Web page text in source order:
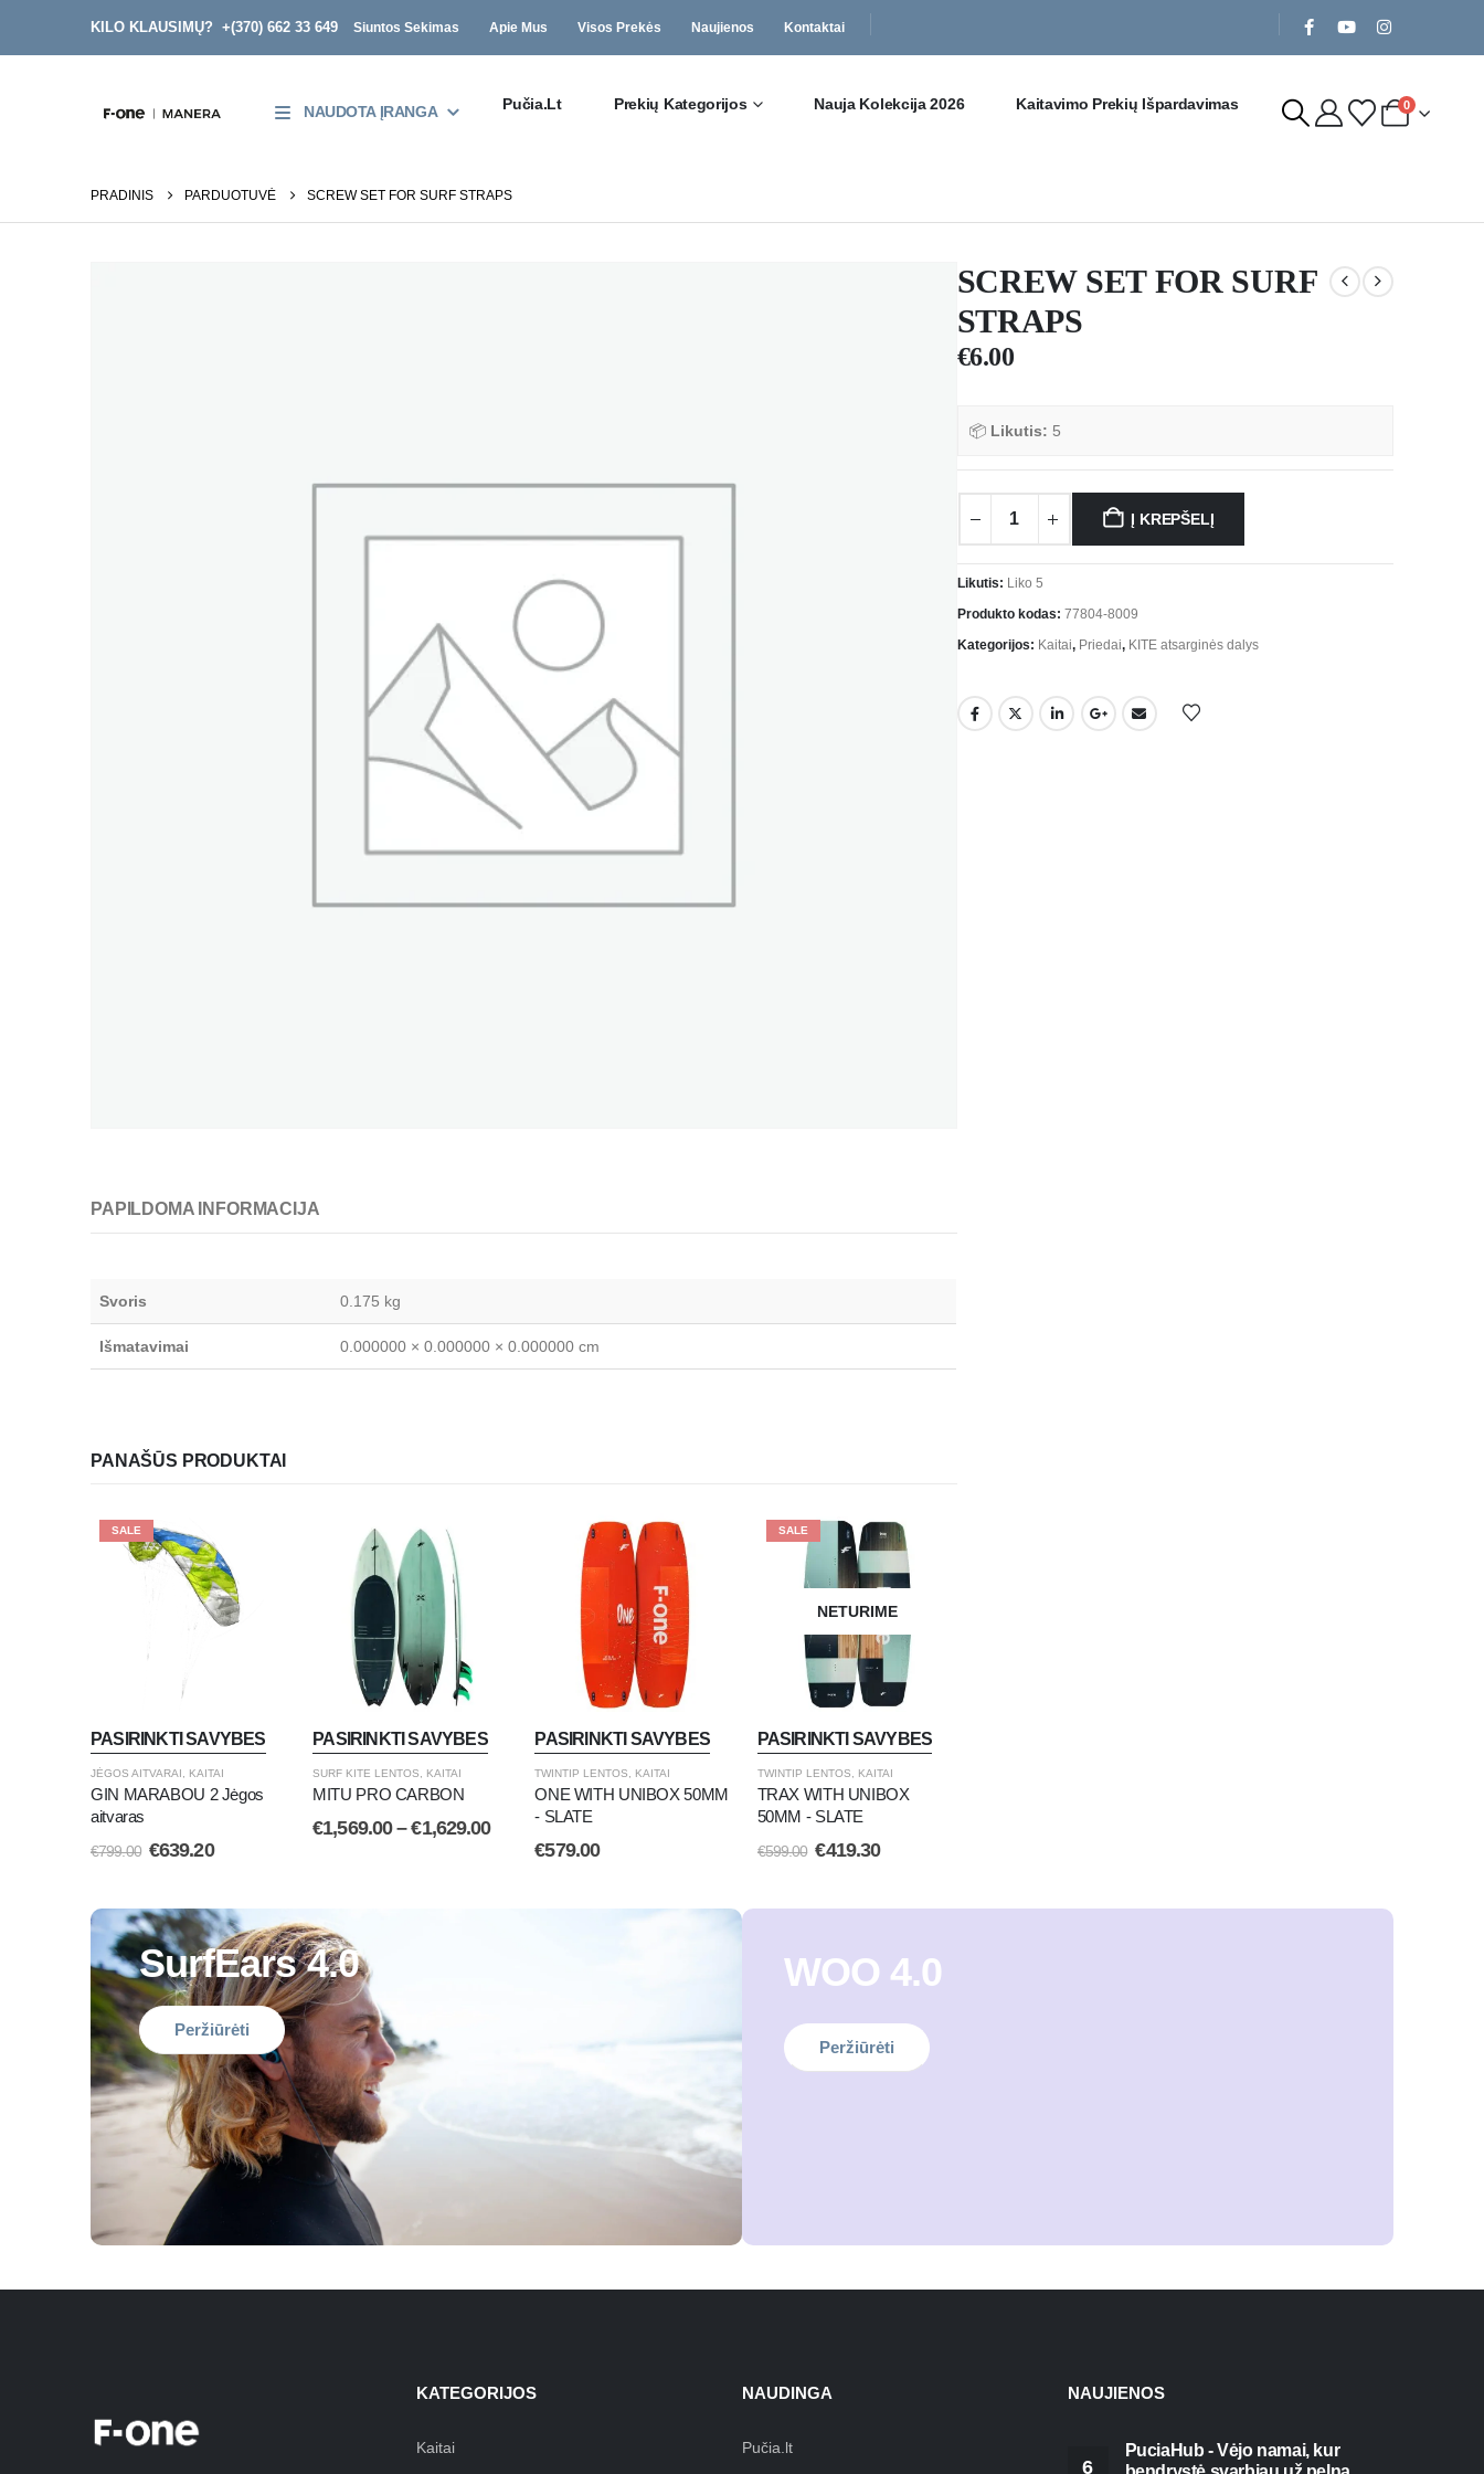
KILO KLAUSIMŲ? +(370) 662 33 649 Siuntos Sekimas Apie Mus Visos Prekės Naujienos Kontaktai
NAUDOTA ĮRANGA Pučia.lt Prekių Kategorijos Nauja Kolekcija 2026 Kaitavimo Prekių Išpardavimas 0
PRADINIS PARDUOTUVĖ SCREW SET FOR SURF STRAPS
PAPILDOMA INFORMACIJA
Svoris 0.175 kg
Išmatavimai 0.000000 × 0.000000 × 0.000000 cm
PANAŠŪS PRODUKTAI
SALE
PASIRINKTI SAVYBES
JĖGOS AITVARAI KAITAI
GIN MARABOU 2 Jėgos
aitvaras
€799.00 €639.20
PASIRINKTI SAVYBES
SURF KITE LENTOS KAITAI
MITU PRO CARBON
€1,569.00 – €1,629.00
PASIRINKTI SAVYBES
TWINTIP LENTOS KAITAI
ONE WITH UNIBOX 50MM
- SLATE
€579.00
SALE
NETURIME
PASIRINKTI SAVYBES
TWINTIP LENTOS KAITAI
TRAX WITH UNIBOX
50MM - SLATE
€599.00 €419.30
SCREW SET FOR SURF
STRAPS
€6.00
📦 Likutis: 5
Į KREPŠELĮ
Likutis: Liko 5
Produkto kodas: 77804-8009
Kategorijos: Kaitai, Priedai, KITE atsarginės dalys
SurfEars 4.0
Peržiūrėti
WOO 4.0
Peržiūrėti
KATEGORIJOS
Kaitai
NAUDINGA
Pučia.lt
NAUJIENOS
6
PuciaHub - Vėjo namai, kur